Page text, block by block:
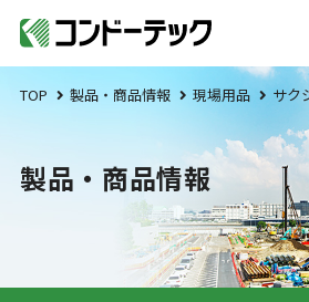
TOP 製品・商品情報 現場用品 サク
製品・商品情報